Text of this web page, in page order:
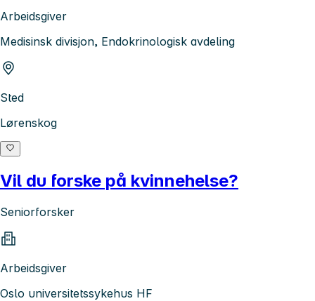
Arbeidsgiver
Medisinsk divisjon, Endokrinologisk avdeling
Sted
Lørenskog
Vil du forske på kvinnehelse?
Seniorforsker
Arbeidsgiver
Oslo universitetssykehus HF